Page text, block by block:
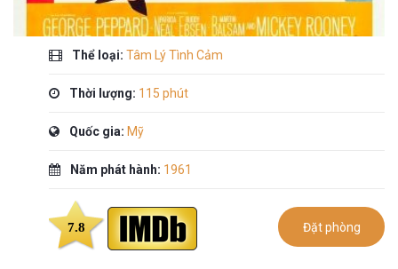
Thể loại: Tâm Lý Tình Cảm
Thời lượng: 115 phút
Quốc gia: Mỹ
Năm phát hành: 1961
7.8 Đặt phòng